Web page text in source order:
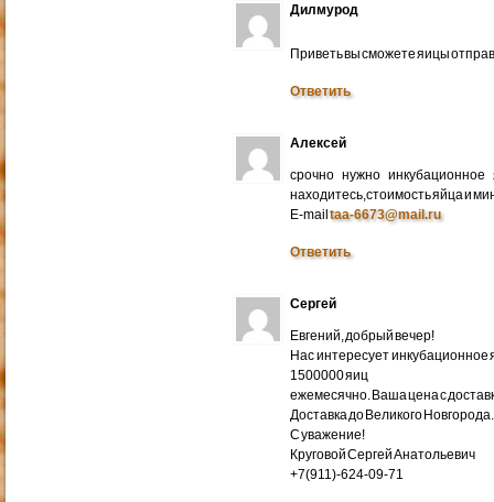
Дилмурод
Приветь вы сможете яицы
Ответить
Алексей
срочно нужно
находитесь,стоимость яйца и
E-mailtaa-6673@mail.ru
Ответить
Сергей
Евгений, добрый вечер!
Нас интересует инкубационное
1500000 яиц
ежемесячно. Ваша цена с
Доставка до Великого Новгорода.
С уважение!
Круговой Сергей Анатольевич
+7(911)-624-09-71